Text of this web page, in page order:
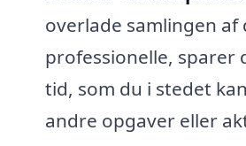
overlade samlingen
professionelle, sparer
tid, som du i stedet
andre opgaver eller